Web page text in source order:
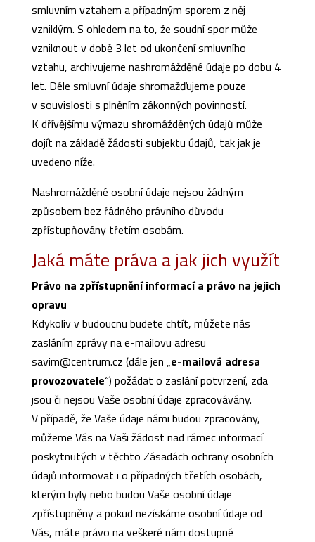
smluvním vztahem a případným sporem z něj
vzniklým. S ohledem na to, že soudní spor může
vzniknout v době 3 let od ukončení smluvního
vztahu, archivujeme nashromážděné údaje po dobu 4
let. Déle smluvní údaje shromažďujeme pouze
v souvislosti s plněním zákonných povinností.
K dřívějšímu výmazu shromážděných údajů může
dojít na základě žádosti subjektu údajů, tak jak je
uvedeno níže.
Nashromážděné osobní údaje nejsou žádným
způsobem bez řádného právního důvodu
zpřístupňovány třetím osobám.
Jaká máte práva a jak jich využít
Právo na zpřístupnění informací a právo na jejich
opravu
Kdykoliv v budoucnu budete chtít, můžete nás
zasláním zprávy na e-mailovu adresu
savim@centrum.cz (dále jen „e-mailová adresa
provozovatele“) požádat o zaslání potvrzení, zda
jsou či nejsou Vaše osobní údaje zpracovávány.
V případě, že Vaše údaje námi budou zpracovány,
můžeme Vás na Vaši žádost nad rámec informací
poskytnutých v těchto Zásadách ochrany osobních
údajů informovat i o případných třetích osobách,
kterým byly nebo budou Vaše osobní údaje
zpřístupněny a pokud nezískáme osobní údaje od
Vás, máte právo na veškeré nám dostupné